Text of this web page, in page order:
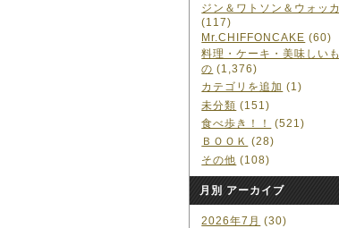
ジン＆ワトソン＆ウォッカ
(117)
Mr.CHIFFONCAKE (60)
料理・ケーキ・美味しいも
の (1,376)
カテゴリを追加 (1)
未分類 (151)
食べ歩き！！
(521)
ＢＯＯＫ (28)
その他 (108)
月別 アーカイブ
2026年7月 (30)